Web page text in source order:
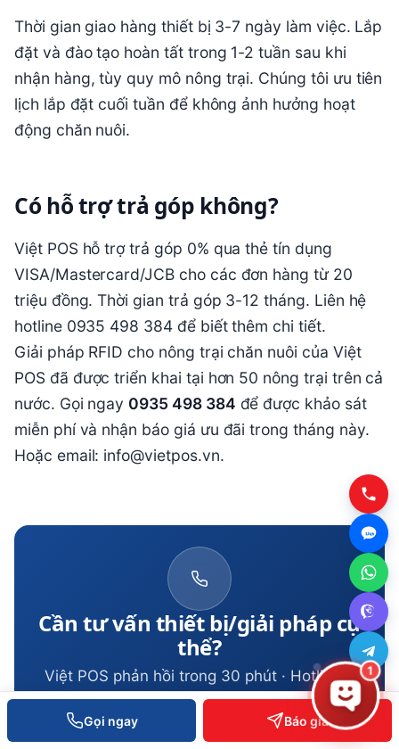
Gọi ngay Báo giá
Thời gian giao hàng thiết bị 3-7 ngày làm việc. Lắp
đặt và đào tạo hoàn tất trong 1-2 tuần sau khi
nhận hàng, tùy quy mô nông trại. Chúng tôi ưu tiên
lịch lắp đặt cuối tuần để không ảnh hưởng hoạt
động chăn nuôi.
Có hỗ trợ trả góp không?
Việt POS hỗ trợ trả góp 0% qua thẻ tín dụng
VISA/Mastercard/JCB cho các đơn hàng từ 20
triệu đồng. Thời gian trả góp 3-12 tháng. Liên hệ
hotline 0935 498 384 để biết thêm chi tiết.
Giải pháp RFID cho nông trại chăn nuôi của Việt
POS đã được triển khai tại hơn 50 nông trại trên cả
nước. Gọi ngay 0935 498 384 để được khảo sát
miễn phí và nhận báo giá ưu đãi trong tháng này.
Hoặc email: info@vietpos.vn.
Cần tư vấn thiết bị/giải pháp cụ
thể?
Việt POS phản hồi trong 30 phút · Hotline 4
vùng · Khảo sát miễn phí.
1